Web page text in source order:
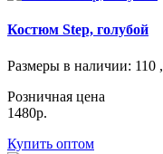
Костюм Step, голубой
Размеры в наличии: 110
Розничная цена
1480р.
Купить оптом